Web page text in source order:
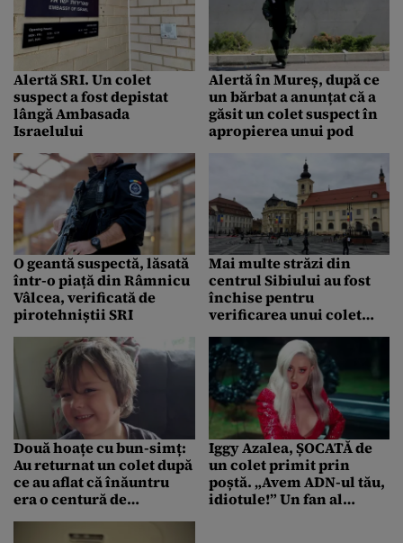
Alertă SRI. Un colet
suspect a fost depistat
lângă Ambasada
Israelului
Alertă în Mureș, după ce
un bărbat a anunțat că a
găsit un colet suspect în
apropierea unui pod
O geantă suspectă, lăsată
într-o piață din Râmnicu
Vâlcea, verificată de
pirotehniștii SRI
Mai multe străzi din
centrul Sibiului au fost
închise pentru
verificarea unui colet
Două hoațe cu bun-simț:
Au returnat un colet după
ce au aflat că înăuntru
era o centură de
copil cu o tumoră pe
Iggy Azalea, ȘOCATĂ de
un colet primit prin
poștă. „Avem ADN-ul tău,
idiotule!” Un fan al